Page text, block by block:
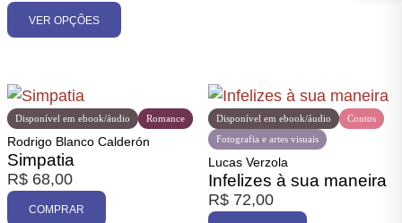
VER OPÇÕES
Disponível em ebook/áudio Romance
Rodrigo Blanco Calderón
Simpatia
R$ 68,00
COMPRAR
Contos
Disponível em ebook/áudio
Fotografia e artes visuais
Lucas Verzola
Infelizes à sua maneira
R$ 72,00